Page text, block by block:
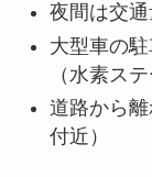
夜間は交
大型車の
（水素ス
道路から
付近）